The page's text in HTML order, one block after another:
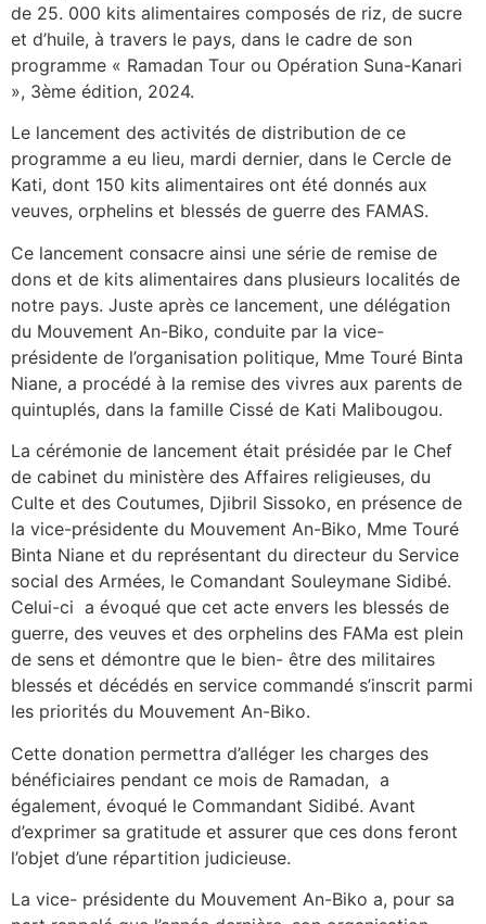
de 25. 000 kits alimentaires composés de riz, de sucre
et d’huile, à travers le pays, dans le cadre de son
programme « Ramadan Tour ou Opération Suna-Kanari
», 3ème édition, 2024.
Le lancement des activités de distribution de ce
programme a eu lieu, mardi dernier, dans le Cercle de
Kati, dont 150 kits alimentaires ont été donnés aux
veuves, orphelins et blessés de guerre des FAMAS.
Ce lancement consacre ainsi une série de remise de
dons et de kits alimentaires dans plusieurs localités de
notre pays. Juste après ce lancement, une délégation
du Mouvement An-Biko, conduite par la vice-
présidente de l’organisation politique, Mme Touré Binta
Niane, a procédé à la remise des vivres aux parents de
quintuplés, dans la famille Cissé de Kati Malibougou.
La cérémonie de lancement était présidée par le Chef
de cabinet du ministère des Affaires religieuses, du
Culte et des Coutumes, Djibril Sissoko, en présence de
la vice-présidente du Mouvement An-Biko, Mme Touré
Binta Niane et du représentant du directeur du Service
social des Armées, le Comandant Souleymane Sidibé.
Celui-ci a évoqué que cet acte envers les blessés de
guerre, des veuves et des orphelins des FAMa est plein
de sens et démontre que le bien- être des militaires
blessés et décédés en service commandé s’inscrit parmi
les priorités du Mouvement An-Biko.
Cette donation permettra d’alléger les charges des
bénéficiaires pendant ce mois de Ramadan, a
également, évoqué le Commandant Sidibé. Avant
d’exprimer sa gratitude et assurer que ces dons feront
l’objet d’une répartition judicieuse.
La vice- présidente du Mouvement An-Biko a, pour sa